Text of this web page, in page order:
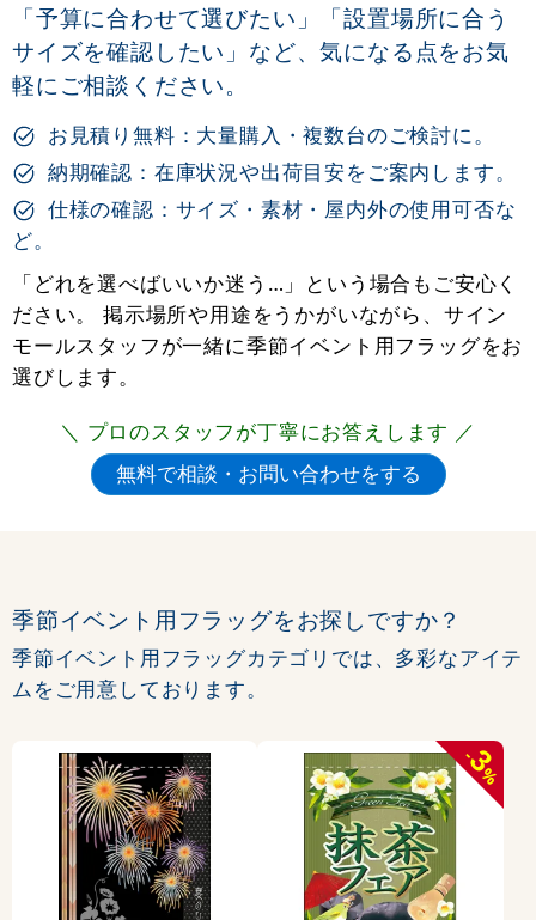
「予算に合わせて選びたい」「設置場所に合う
サイズを確認したい」など、気になる点をお気
軽にご相談ください。
お見積り無料：大量購入・複数台のご検討に。
納期確認：在庫状況や出荷目安をご案内します。
仕様の確認：サイズ・素材・屋内外の使用可否な
ど。
「どれを選べばいいか迷う…」という場合もご安心く
ださい。 掲示場所や用途をうかがいながら、サイン
モールスタッフが一緒に季節イベント用フラッグをお
選びします。
＼ プロのスタッフが丁寧にお答えします ／
季節イベント用フラッグをお探しですか？
季節イベント用フラッグカテゴリでは、多彩なアイテ
ムをご用意しております。
-
3
%